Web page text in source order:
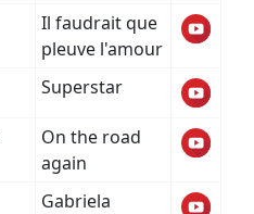
Il faudrait que
pleuve l'amour
Superstar
On the road
again
Gabriela